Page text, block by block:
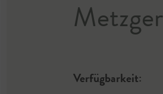
Verfügbarkeit: